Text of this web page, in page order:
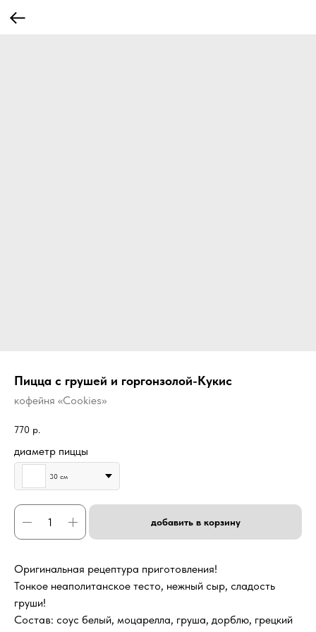
Пицца с грушей и горгонзолой-Кукис
кофейня «Cookies»
770 р.
диаметр пиццы
30 см
добавить в корзину
Оригинальная рецептура приготовления!
Тонкое неаполитанское тесто, нежный сыр, сладость
груши!
Состав: соус белый, моцарелла, груша, дорблю, грецкий